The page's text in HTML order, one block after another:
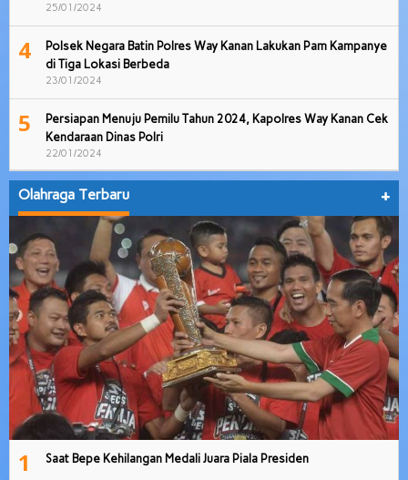
25/01/2024
4
Polsek Negara Batin Polres Way Kanan Lakukan Pam Kampanye
di Tiga Lokasi Berbeda
23/01/2024
5
Persiapan Menuju Pemilu Tahun 2024, Kapolres Way Kanan Cek
Kendaraan Dinas Polri
22/01/2024
Olahraga Terbaru +
1 Saat Bepe Kehilangan Medali Juara Piala Presiden